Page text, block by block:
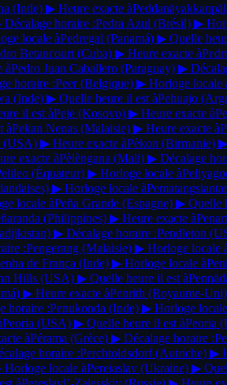
(Inde) ▶ Heure exacte à
Décalage horaire :Pedra Azul (Brésil) ▶
locale àPedregal (Panamá) ▶ Quelle
Betancourt (Cuba) ▶ Heure exacte à
àPedro Juan Caballero (Paraguay) ▶
horaire :Peer(Belgique) ▶ Horloge locale
(Inde) ▶ Quelle heure il est àPehuajo
il est àPejë (Kosovo) ▶ Heure exacte à
àPekan Nenas (Malaisie) ▶ Heure exacte à
(USA) ▶ Heure exacte àPèkon (Birmanie) ▶
exacte àPèlèngana (Mali) ▶ Décalage
(Équateur) ▶ Horloge locale à
▶ Horloge locale à
locale àPeña Grande (Espagne) ▶ Quelle
(Philippines) ▶ Heure exacte à
▶ Décalage horaire :Pendleton
:Pengerang (Malaisie) ▶ Horloge locale
de França (Inde) ▶ Horloge locale à
Hills (USA) ▶ Quelle heure il est à
▶ Heure exacte àPenrith (Royaume-Uni)
horaire :Penukonda (Inde) ▶ Horloge
Peoria (USA) ▶ Quelle heure il est àPeoria
àPérama (Grèce) ▶ Décalage horaire :
horaire :Perchtoldsdorf(Autriche) ▶
Horloge locale àPereiaslav (Ukraine) ▶